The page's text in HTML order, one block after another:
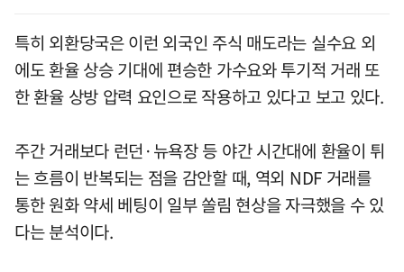
특히 외환당국은 이런 외국인 주식 매도라는 실수요 외
에도 환율 상승 기대에 편승한 가수요와 투기적 거래 또
한 환율 상방 압력 요인으로 작용하고 있다고 보고 있다.
주간 거래보다 런던·뉴욕장 등 야간 시간대에 환율이 튀
는 흐름이 반복되는 점을 감안할 때, 역외 NDF 거래를
통한 원화 약세 베팅이 일부 쏠림 현상을 자극했을 수 있
다는 분석이다.